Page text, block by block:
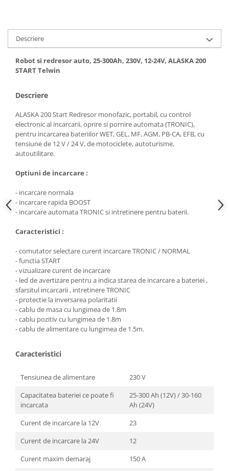
Hota tavan
Hote cupolare
Hote decorative
Hote insula
Hote traditionale
Masini de Spalat Rufe & Uscatoare
Accesorii masini de spalat &
uscatoare
Masini automate de spalat rufe
Masini de spalat rufe verticale
Uscatoare de rufe
Masini de spalat vase
independente
Motoburghiu/Foreza pamant
Pachete Incorporabile
Pirostrii & Arzatoare
Plasa umbrire
Radiatoare
Semanatoare,Plantatoare
Sobe pe gaz & electrice
Suflante & Aspiratoare
Aspiratoare
Unelte Gradinarit
Descriere
Robot si redresor auto, 25-300Ah, 230V, 12-24V, ALASKA 200
START Telwin
Descriere
ALASKA 200 Start Redresor monofazic, portabil, cu control
electronic al incarcarii, oprire si pornire automata (TRONIC),
pentru incarcarea bateriilor WET, GEL, MF, AGM, PB-CA, EFB, cu
tensiune de 12 V / 24 V, de motociclete, autoturisme,
autoutilitare.
Optiuni de incarcare :
- incarcare normala
- incarcare rapida BOOST
- incarcare automata TRONIC si intretinere pentru baterii.
Caracteristici :
- comutator selectare curent incarcare TRONIC / NORMAL
- functia START
- vizualizare curent de incarcare
- led de avertizare pentru a indica starea de incarcare a bateriei ,
sfarsitul incarcarii , intretinere TRONIC
- protectie la inversarea polaritatii
- cablu de masa cu lungimea de 1.8m
- cablu pozitiv cu lungimea de 1.8m
- cablu de alimentare cu lungimea de 1.5m.
Caracteristici
Tensiunea de alimentare
230 V
Capacitatea bateriei ce poate fi
incarcata
25-300 Ah (12V) / 30-160
Ah (24V)
Curent de incarcare la 12V
23
Curent de incarcare la 24V
12
Curent maxim demaraj
150 A